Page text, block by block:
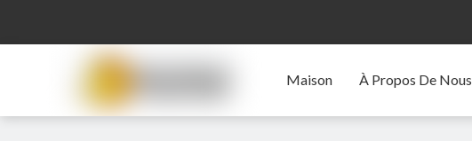
Maison À Propos De Nous